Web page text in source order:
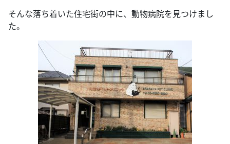
そんな落ち着いた住宅街の中に、動物病院を見つけまし
た。